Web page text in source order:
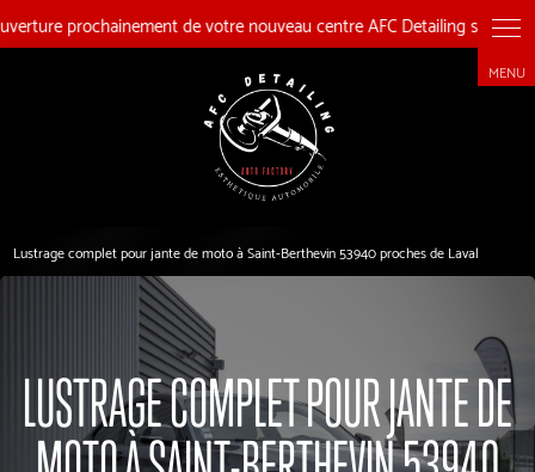
Lustrage complet pour jante de moto à Saint-Berthevin 53940 proches de Laval
LUSTRAGE COMPLET POUR JANTE DE
Panneau de gestion des cookies